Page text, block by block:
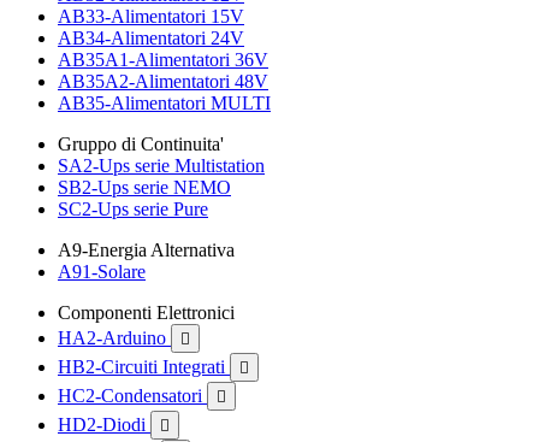
AB33-Alimentatori 15V
AB34-Alimentatori 24V
AB35A1-Alimentatori 36V
AB35A2-Alimentatori 48V
AB35-Alimentatori MULTI
Gruppo di Continuita'
SA2-Ups serie Multistation
SB2-Ups serie NEMO
SC2-Ups serie Pure
A9-Energia Alternativa
A91-Solare
Componenti Elettronici
HA2-Arduino

HB2-Circuiti Integrati 
HC2-Condensatori 
HD2-Diodi 